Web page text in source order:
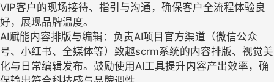
VIP客户的现场接待、指引与沟通，确保客户全流程体验良
好，展现品牌温度。
AI赋能内容排版与编辑：负责AI项目官方渠道（微信公众
号、小红书、全媒体等）致趣scrm系统的内容排版、视觉美
化与日常编辑发布。鼓励使用AI工具提升内容产出效率，确